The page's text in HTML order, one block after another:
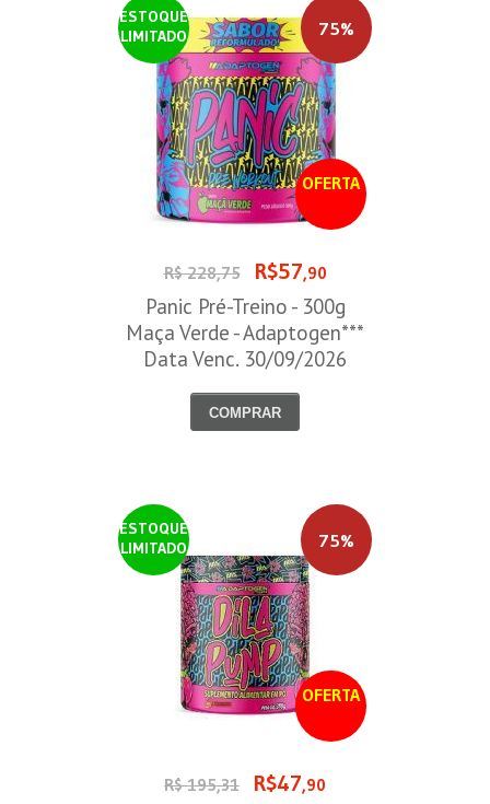
ESTOQUE
LIMITADO
OFERTA
75%
R$ 228,75 R$57,90
Panic Pré-Treino - 300g
Maça Verde - Adaptogen***
Data Venc. 30/09/2026
COMPRAR
ESTOQUE
LIMITADO
OFERTA
75%
R$ 195,31 R$47,90